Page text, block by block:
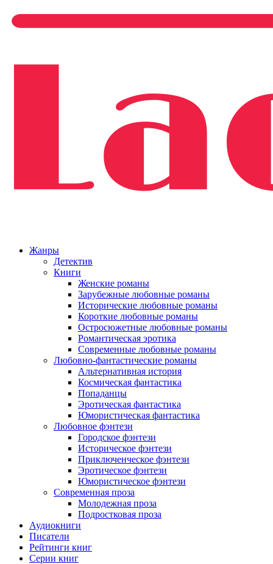
Жанры
Детектив
Книги
Женские романы
Зарубежные любовные романы
Исторические любовные романы
Короткие любовные романы
Остросюжетные любовные романы
Романтическая эротика
Современные любовные романы
Любовно-фантастические романы
Альтернативная история
Космическая фантастика
Попаданцы
Эротическая фантастика
Юмористическая фантастика
Любовное фэнтези
Городское фэнтези
Историческое фэнтези
Приключенческое фэнтези
Эротическое фэнтези
Юмористическое фэнтези
Современная проза
Молодежная проза
Подростковая проза
Аудиокниги
Писатели
Рейтинги книг
Серии книг